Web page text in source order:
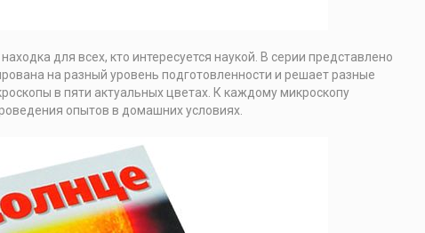
для всех, кто интересуется наукой. В серии представлено
на разный уровень подготовленности и решает разные
в пяти актуальных цветах. К каждому микроскопу
опытов в домашних условиях.